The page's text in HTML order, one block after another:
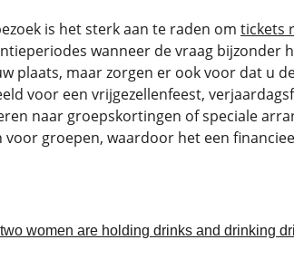
is het sterk aan te raden om tickets
wanneer de vraag bijzonder
plaats, maar zorgen er ook voor dat u
voor een vrijgezellenfeest,
naar groepskortingen of speciale
groepen, waardoor het een